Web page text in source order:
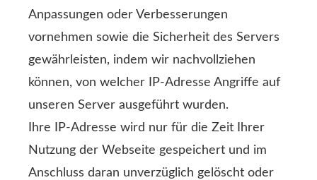
Anpassungen oder Verbesserungen
vornehmen sowie die Sicherheit des Servers
gewährleisten, indem wir nachvollziehen
können, von welcher IP-Adresse Angriffe auf
unseren Server ausgeführt wurden.
Ihre IP-Adresse wird nur für die Zeit Ihrer
Nutzung der Webseite gespeichert und im
Anschluss daran unverzüglich gelöscht oder